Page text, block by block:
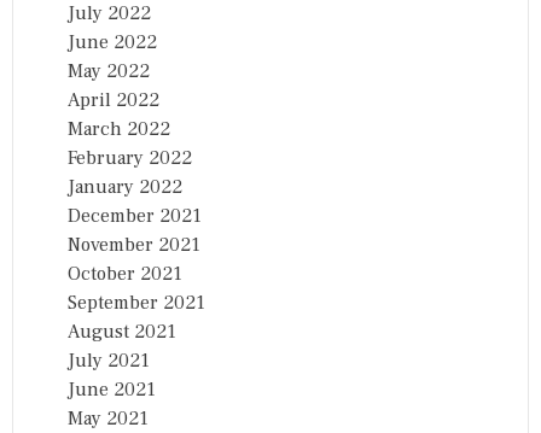
July 2022
June 2022
May 2022
April 2022
March 2022
February 2022
January 2022
December 2021
November 2021
October 2021
September 2021
August 2021
July 2021
June 2021
May 2021